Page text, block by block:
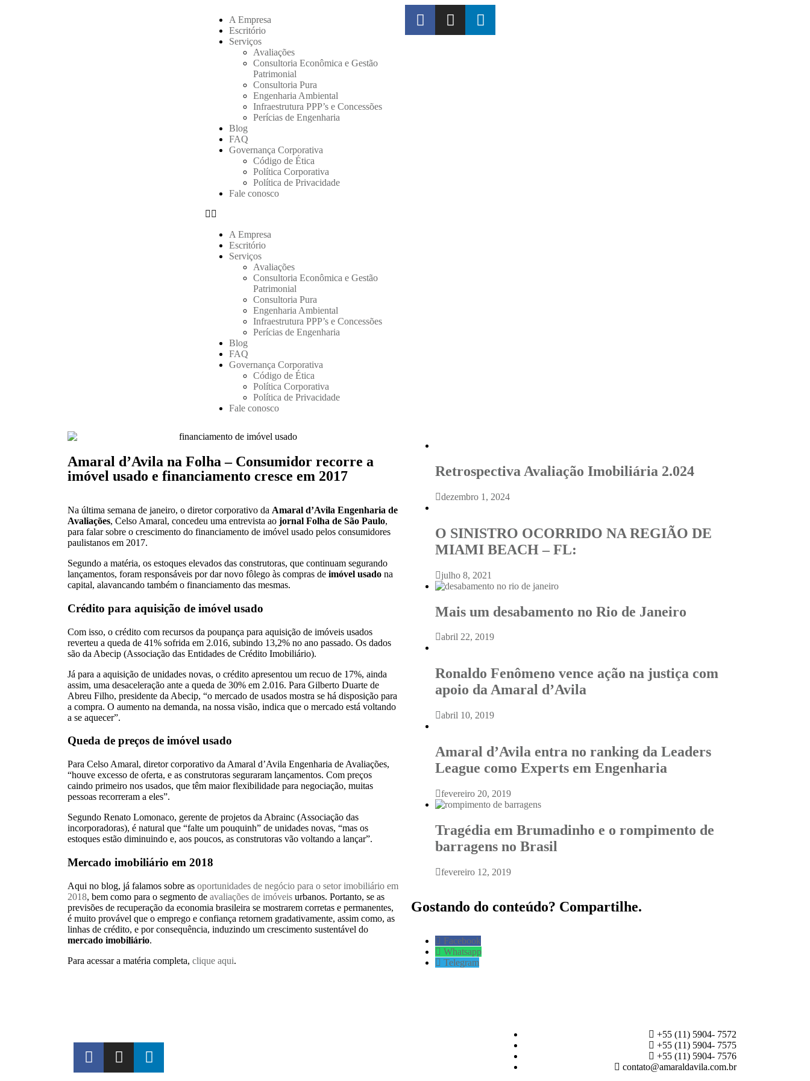
A Empresa
Escritório
Serviços
Avaliações
Consultoria Econômica e Gestão
Patrimonial
Consultoria Pura
Engenharia Ambiental
Infraestrutura PPP’s e Concessões
Perícias de Engenharia
Blog
FAQ
Governança Corporativa
Código de Ética
Política Corporativa
Política de Privacidade
Fale conosco
A Empresa
Escritório
Serviços
Avaliações
Consultoria Econômica e Gestão
Patrimonial
Consultoria Pura
Engenharia Ambiental
Infraestrutura PPP’s e Concessões
Perícias de Engenharia
Blog
FAQ
Governança Corporativa
Código de Ética
Política Corporativa
Política de Privacidade
Fale conosco
Amaral d’Avila na Folha – Consumidor recorre a
imóvel usado e financiamento cresce em 2017
Na última semana de janeiro, o diretor corporativo da Amaral d’Avila Engenharia de
Avaliações, Celso Amaral, concedeu uma entrevista ao jornal Folha de São Paulo,
para falar sobre o crescimento do financiamento de imóvel usado pelos consumidores
paulistanos em 2017.
Segundo a matéria, os estoques elevados das construtoras, que continuam segurando
lançamentos, foram responsáveis por dar novo fôlego às compras de imóvel usado na
capital, alavancando também o financiamento das mesmas.
Crédito para aquisição de imóvel usado
Com isso, o crédito com recursos da poupança para aquisição de imóveis usados
reverteu a queda de 41% sofrida em 2.016, subindo 13,2% no ano passado. Os dados
são da Abecip (Associação das Entidades de Crédito Imobiliário).
Já para a aquisição de unidades novas, o crédito apresentou um recuo de 17%, ainda
assim, uma desaceleração ante a queda de 30% em 2.016. Para Gilberto Duarte de
Abreu Filho, presidente da Abecip, “o mercado de usados mostra se há disposição para
a compra. O aumento na demanda, na nossa visão, indica que o mercado está voltando
a se aquecer”.
Queda de preços de imóvel usado
Para Celso Amaral, diretor corporativo da Amaral d’Avila Engenharia de Avaliações,
“houve excesso de oferta, e as construtoras seguraram lançamentos. Com preços
caindo primeiro nos usados, que têm maior flexibilidade para negociação, muitas
pessoas recorreram a eles”.
Segundo Renato Lomonaco, gerente de projetos da Abrainc (Associação das
incorporadoras), é natural que “falte um pouquinh” de unidades novas, “mas os
estoques estão diminuindo e, aos poucos, as construtoras vão voltando a lançar”.
Mercado imobiliário em 2018
Aqui no blog, já falamos sobre as oportunidades de negócio para o setor imobiliário em
2018, bem como para o segmento de avaliações de imóveis urbanos. Portanto, se as
previsões de recuperação da economia brasileira se mostrarem corretas e permanentes,
é muito provável que o emprego e confiança retornem gradativamente, assim como, as
linhas de crédito, e por consequência, induzindo um crescimento sustentável do
mercado imobiliário.
Para acessar a matéria completa, clique aqui.
Retrospectiva Avaliação Imobiliária 2.024
dezembro 1, 2024
O SINISTRO OCORRIDO NA REGIÃO DE
MIAMI BEACH – FL:
julho 8, 2021
Mais um desabamento no Rio de Janeiro
abril 22, 2019
Ronaldo Fenômeno vence ação na justiça com
apoio da Amaral d’Avila
abril 10, 2019
Amaral d’Avila entra no ranking da Leaders
League como Experts em Engenharia
fevereiro 20, 2019
Tragédia em Brumadinho e o rompimento de
barragens no Brasil
fevereiro 12, 2019
Gostando do conteúdo? Compartilhe.
Facebook
Whatsapp
Telegram
+55 (11) 5904- 7572
+55 (11) 5904- 7575
+55 (11) 5904- 7576
contato@amaraldavila.com.br